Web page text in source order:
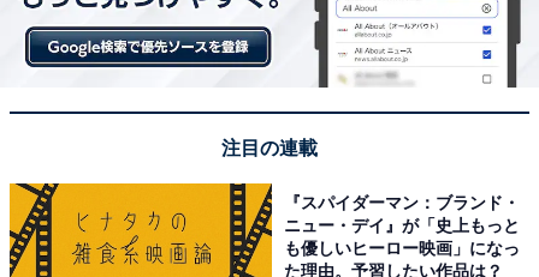
注目の連載
『スパイダーマン：ブランド・
ニュー・デイ』が「史上もっと
も優しいヒーロー映画」になっ
た理由。予習したい作品は？